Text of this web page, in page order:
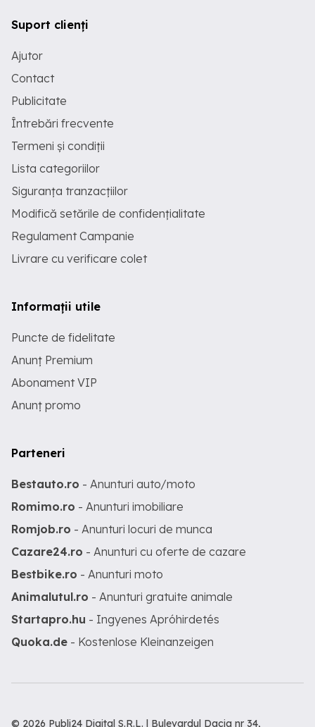
Suport clienți
Ajutor
Contact
Publicitate
Întrebări frecvente
Termeni și condiții
Lista categoriilor
Siguranța tranzacțiilor
Modifică setările de confidențialitate
Regulament Campanie
Livrare cu verificare colet
Informații utile
Puncte de fidelitate
Anunț Premium
Abonament VIP
Anunț promo
Parteneri
Bestauto.ro - Anunturi auto/moto
Romimo.ro - Anunturi imobiliare
Romjob.ro - Anunturi locuri de munca
Cazare24.ro - Anunturi cu oferte de cazare
Bestbike.ro - Anunturi moto
Animalutul.ro - Anunturi gratuite animale
Startapro.hu - Ingyenes Apróhirdetés
Quoka.de - Kostenlose Kleinanzeigen
© 2026 Publi24 Digital S.R.L. | Bulevardul Dacia nr 34,